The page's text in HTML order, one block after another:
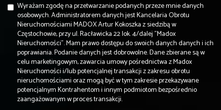
Wyrażam zgodę na przetwarzanie podanych przeze mnie danych
osobowych. Administratorem danych jest Kancelaria Obrotu
Nieruchomościami MADOX Artur Kokoszka z siedzibą w
Częstochowie, przy ul. Racławicka 22 lok. 4/dalej "Madox
Nieruchomości". Mam prawo dostępu do swoich danych danych i ich
poprawiania. Podanie danych jest dobrowolne. Dane zbierane są w
celu marketingowym, zawarcia umowy pośrednictwa z Madox
Nieruchomości i/lub potencjalnej transakcji z zakresu obrotu
nieruchomościami oraz mogą być w tym zakresie przekazywane
potencjalnym Kontrahentom i innym podmiotom bezpośrednio
zaangażowanym w proces transakcji.